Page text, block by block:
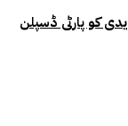
کو پارٹی ڈسپلن